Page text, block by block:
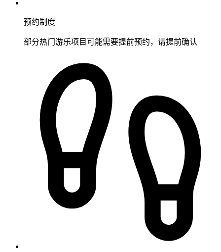
预约制度
部分热门游乐项目可能需要提前预约，请提前确认